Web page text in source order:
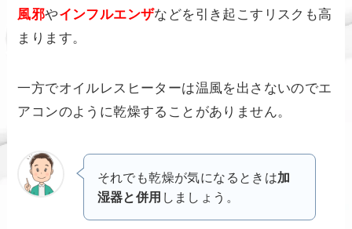
風邪やインフルエンザなどを引き起こすリスクも高
まります。
一方でオイルレスヒーターは温風を出さないのでエ
アコンのように乾燥することがありません。
それでも乾燥が気になるときは加
湿器と併用 しましょう。